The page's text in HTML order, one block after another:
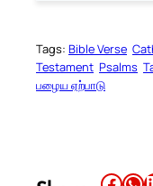
Tags: Bible Verse
Testament Psalms
பழைய ஏற்பாடு